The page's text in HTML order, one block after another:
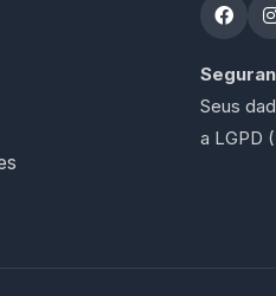
Seus
a LGPD